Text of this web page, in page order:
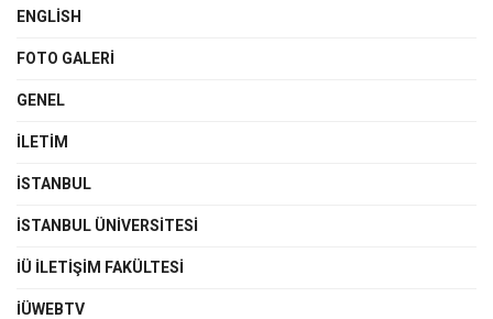
ENGLISH
FOTO GALERI
GENEL
İLETIM
İSTANBUL
İSTANBUL ÜNIVERSITESI
İÜ İLETIŞIM FAKÜLTESI
İÜWEBTV